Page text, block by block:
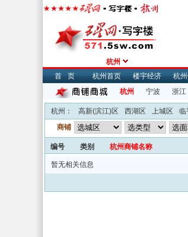
杭州
首页
杭州首页 楼宇经济 杭
杭州
宁波 浙江
杭州： 高新(滨江)区 西湖区 上城区 临
商铺
编号 类别 杭州商铺名称
暂无相关信息